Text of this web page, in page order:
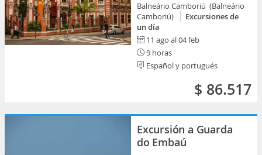
Balneário Camboriú (Balneário
Camboriú)
Excursiones de
un día
11 ago al 04 feb
9 horas
Español y portugués
$ 86.517
Excursión a Guarda
do Embaú